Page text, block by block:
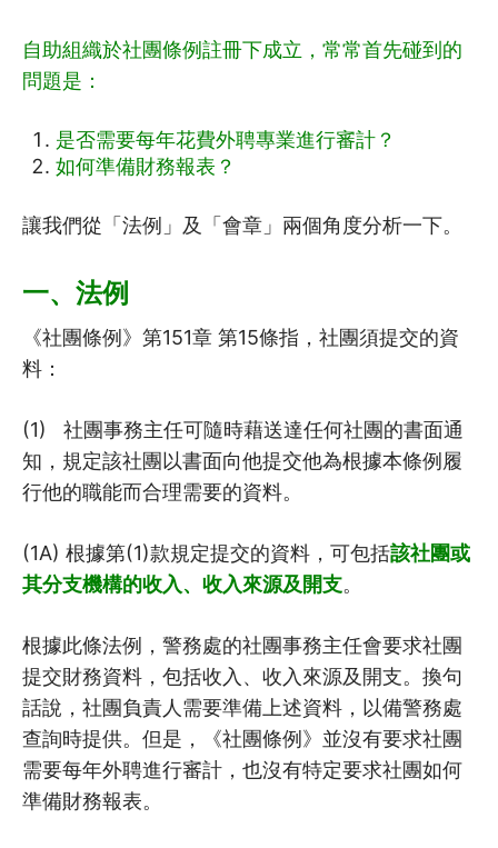
自助組織於社團條例註冊下成立，常常首先碰到的
問題是：
是否需要每年花費外聘專業進行審計？
如何準備財務報表？
讓我們從「法例」及「會章」兩個角度分析一下。
一、法例
《社團條例》第151章 第15條指，社團須提交的資
料：
(1) 社團事務主任可隨時藉送達任何社團的書面通
知，規定該社團以書面向他提交他為根據本條例履
行他的職能而合理需要的資料。
(1A) 根據第(1)款規定提交的資料，可包括該社團或
其分支機構的收入、收入來源及開支。
根據此條法例，警務處的社團事務主任會要求社團
提交財務資料，包括收入、收入來源及開支。換句
話說，社團負責人需要準備上述資料，以備警務處
查詢時提供。但是，《社團條例》並沒有要求社團
需要每年外聘進行審計，也沒有特定要求社團如何
準備財務報表。